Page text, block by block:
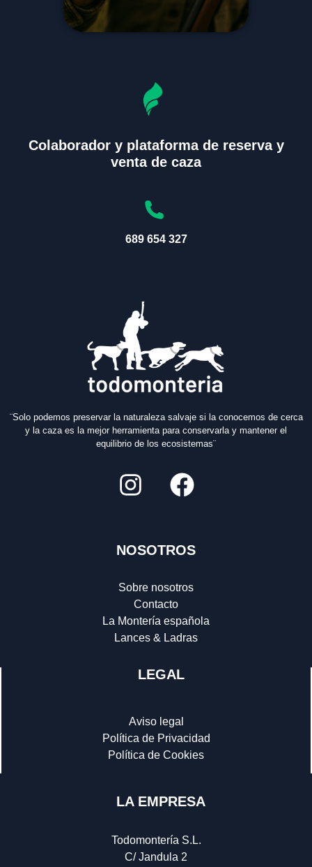
Colaborador y plataforma de reserva y
venta de caza
689 654 327
¨Solo podemos preservar la naturaleza salvaje si la conocemos de cerca
y la caza es la mejor herramienta para conservarla y mantener el
equilibrio de los ecosistemas¨
NOSOTROS
Sobre nosotros
Contacto
La Montería española
Lances & Ladras
LEGAL
Aviso legal
Política de Privacidad
Política de Cookies
LA EMPRESA
Todomontería S.L.
C/ Jandula 2